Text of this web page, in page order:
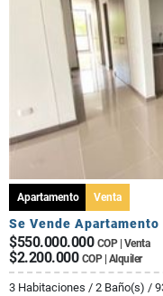
Apartamento Venta
Se Vende
$550.000.000 COP | Venta
$2.200.000 COP | Alquiler
3 Habitaciones / 2 Baño(s) /